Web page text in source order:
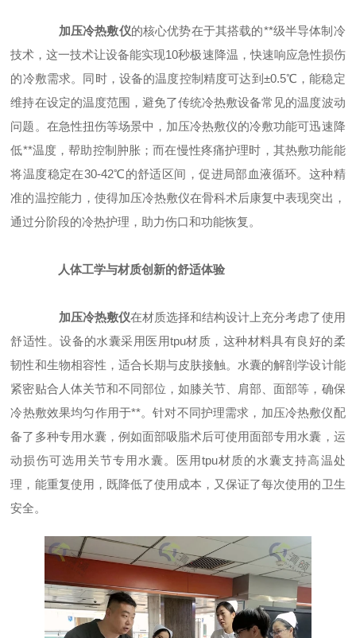
加压冷热敷仪的核心优势在于其搭载的**级半导体制冷
技术，这一技术让设备能实现10秒极速降温，快速响应急性损伤
的冷敷需求。同时，设备的温度控制精度可达到±0.5℃，能稳定
维持在设定的温度范围，避免了传统冷热敷设备常见的温度波动
问题。在急性扭伤等场景中，加压冷热敷仪的冷敷功能可迅速降
低**温度，帮助控制肿胀；而在慢性疼痛护理时，其热敷功能能
将温度稳定在30-42℃的舒适区间，促进局部血液循环。这种精
准的温控能力，使得加压冷热敷仪在骨科术后康复中表现突出，
通过分阶段的冷热护理，助力伤口和功能恢复。
人体工学与材质创新的舒适体验
加压冷热敷仪在材质选择和结构设计上充分考虑了使用
舒适性。设备的水囊采用医用tpu材质，这种材料具有良好的柔
韧性和生物相容性，适合长期与皮肤接触。水囊的解剖学设计能
紧密贴合人体关节和不同部位，如膝关节、肩部、面部等，确保
冷热敷效果均匀作用于**。针对不同护理需求，加压冷热敷仪配
备了多种专用水囊，例如面部吸脂术后可使用面部专用水囊，运
动损伤可选用关节专用水囊。医用tpu材质的水囊支持高温处
理，能重复使用，既降低了使用成本，又保证了每次使用的卫生
安全。